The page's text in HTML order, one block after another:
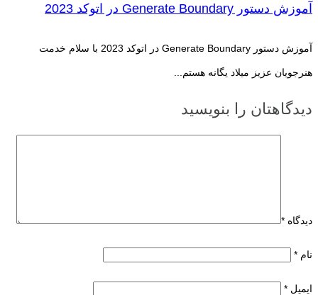
آموزش دستور Generate Boundary در اتوکد 2023
آموزش دستور Generate Boundary در اتوکد 2023 با سلام خدمت
هنرجویان عزیز میلاد یگانه هستم...
دیدگاهتان را بنویسید
دیدگاه *
نام *
ایمیل *